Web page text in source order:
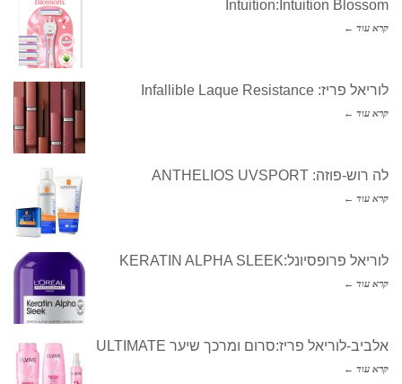
Intuition:Intuition Blossom
קרא עוד ←
לוריאל פריז: Infallible Laque Resistance
קרא עוד ←
לה רוש-פוזה: ANTHELIOS UVSPORT
קרא עוד ←
לוריאל פרופסיונל:KERATIN ALPHA SLEEK
קרא עוד ←
אלביב-לוריאל פריז:סרום ומרכך שיער ULTIMATE
קרא עוד ←